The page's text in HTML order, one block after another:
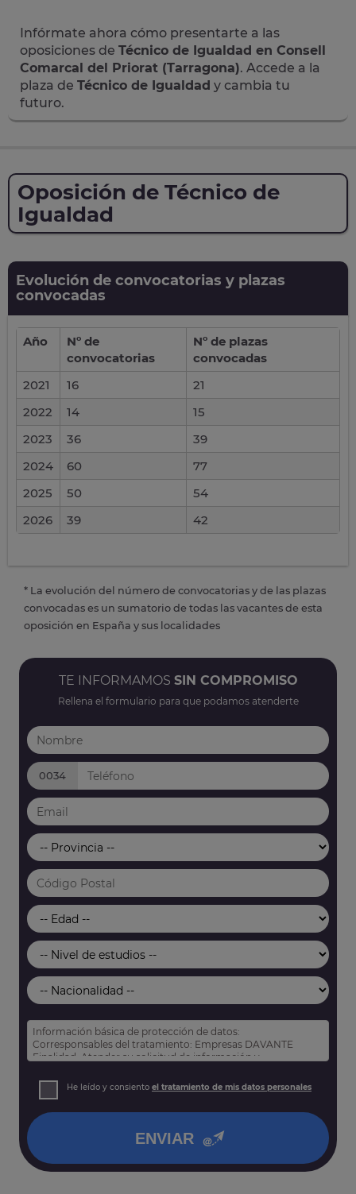
Infórmate ahora cómo presentarte a las
oposiciones de Técnico de Igualdad en Consell
Comarcal del Priorat (Tarragona). Accede a la
plaza de Técnico de Igualdad y cambia tu
futuro.
Oposición de Técnico de
Igualdad
Evolución de convocatorias y plazas
convocadas
Año
Nº de
convocatorias
Nº de plazas
convocadas
2021
16
21
2022
14
15
2023
36
39
2024
60
77
2025
50
54
2026
39 42
* La evolución del número de convocatorias y de las plazas
convocadas es un sumatorio de todas las vacantes de esta
oposición en España y sus localidades
TE INFORMAMOS SIN COMPROMISO
Rellena el formulario para que podamos atenderte
0034
Información básica de protección de datos:
Corresponsables del tratamiento: Empresas DAVANTE
Finalidad: Atender su solicitud de información y
Derechos: Puede acceder, rectificar y suprimir sus datos,
así como otros derechos tal y como se explica en nuestra
He leído y consiento el tratamiento de mis datos personales
ENVIAR